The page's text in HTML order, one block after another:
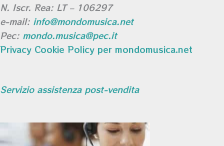
N. Iscr. Rea: LT – 106297
e-mail: info@mondomusica.net
Pec: mondo.musica@pec.it
Privacy Cookie Policy per mondomusica.net
Servizio assistenza post-vendita